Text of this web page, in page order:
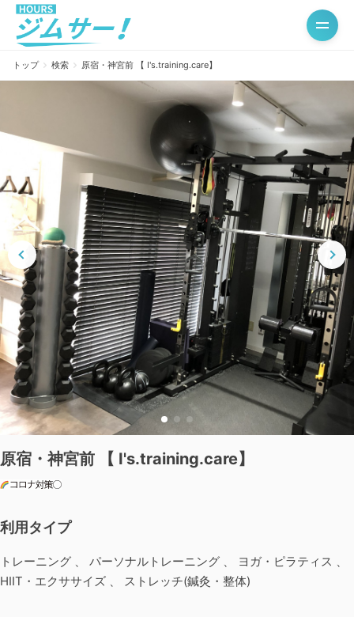
トップ 検索 原宿・神宮前 【 I's.training.care】
原宿・神宮前 【 I's.training.care】
利用タイプ
トレーニング 、 パーソナルトレーニング 、 ヨガ・ピラティス 、
HIIT・エクササイズ 、 ストレッチ(鍼灸・整体)